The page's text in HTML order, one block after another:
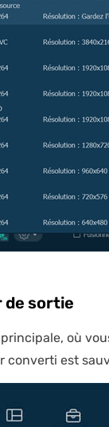
de sortie
où
est